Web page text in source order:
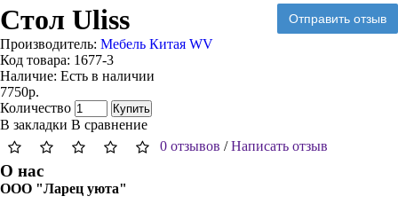
Отправить отзыв
Стол Uliss
Производитель: Мебель Китая WV
Код товара: 1677-3
Наличие: Есть в наличии
7750р.
Количество
Купить
В закладки В сравнение
0 отзывов /Написать отзыв
О нас
ООО "Ларец уюта"